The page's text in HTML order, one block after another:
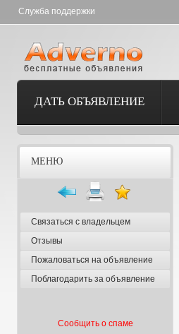
Служба поддержки
ДАТЬ ОБЪЯВЛЕНИЕ
МЕНЮ
Связаться с владельцем
Отзывы
Пожаловаться на объявление
Поблагодарить за объявление
Сообщить о спаме